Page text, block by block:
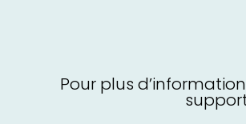
Pour plus